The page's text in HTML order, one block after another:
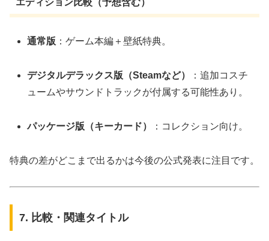
通常版 ：ゲーム本編＋壁紙特典。
デジタルデラックス版（Steamなど）
：追加コスチ
ュームやサウンドトラックが付属する可能性あり。
パッケージ版（キーカード） ：コレクション向け。
特典の差がどこまで出るかは今後の公式発表に注目です。
7. 比較・関連タイトル